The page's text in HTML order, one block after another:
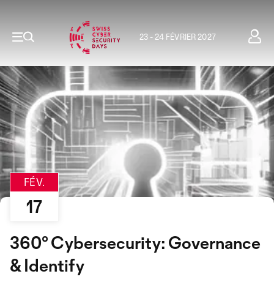
23 - 24 FÉVRIER 2027
FÉV.
17
360° Cybersecurity: Governance
& Identify